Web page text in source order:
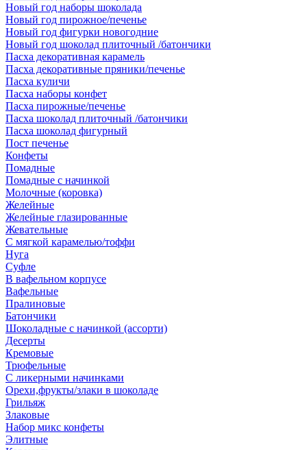
Новый год наборы шоколада
Новый год пирожное/печенье
Новый год фигурки новогодние
Новый год шоколад плиточный /батончики
Пасха декоративная карамель
Пасха декоративные пряники/печенье
Пасха куличи
Пасха наборы конфет
Пасха пирожные/печенье
Пасха шоколад плиточный /батончики
Пасха шоколад фигурный
Пост печенье
Конфеты
Помадные
Помадные с начинкой
Молочные (коровка)
Желейные
Желейные глазированные
Жевательные
С мягкой карамелью/тоффи
Нуга
Суфле
В вафельном корпусе
Вафельные
Пралиновые
Батончики
Шоколадные с начинкой (ассорти)
Десерты
Кремовые
Трюфельные
С ликерными начинками
Орехи,фрукты/злаки в шоколаде
Грильяж
Злаковые
Набор микс конфеты
Элитные